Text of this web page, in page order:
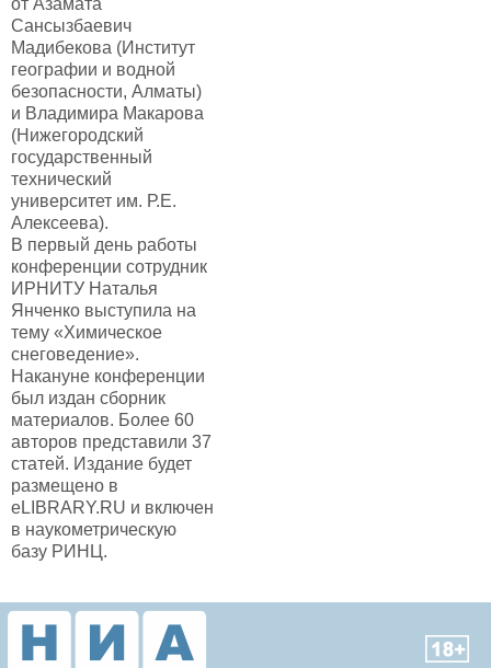
от Азамата
Сансызбаевич
Мадибекова (Институт
географии и водной
безопасности, Алматы)
и Владимира Макарова
(Нижегородский
государственный
технический
университет им. Р.Е.
Алексеева).
В первый день работы
конференции сотрудник
ИРНИТУ Наталья
Янченко выступила на
тему «Химическое
снеговедение».
Накануне конференции
был издан сборник
материалов. Более 60
авторов представили 37
статей. Издание будет
размещено в
eLIBRARY.RU и включен
в наукометрическую
базу РИНЦ.